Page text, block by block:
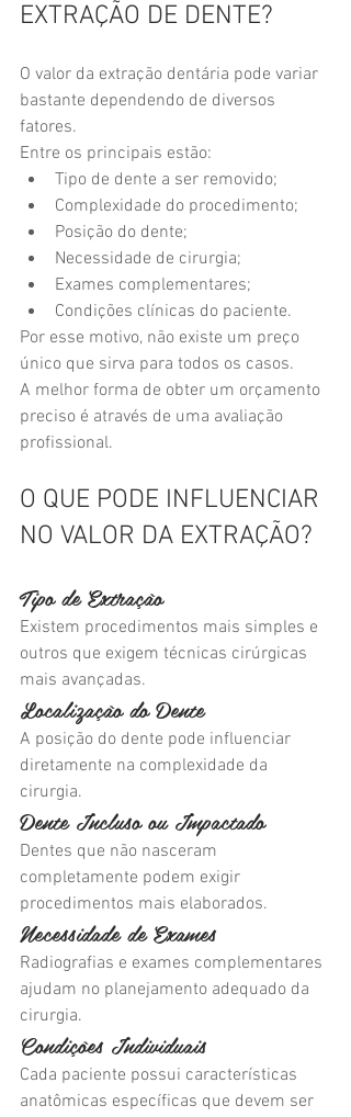
EXTRAÇÃO DE DENTE?
O valor da extração dentária pode variar
bastante dependendo de diversos
fatores.
Entre os principais estão:
Tipo de dente a ser removido;
Complexidade do procedimento;
Posição do dente;
Necessidade de cirurgia;
Exames complementares;
Condições clínicas do paciente.
Por esse motivo, não existe um preço
único que sirva para todos os casos.
A melhor forma de obter um orçamento
preciso é através de uma avaliação
profissional.
O QUE PODE INFLUENCIAR
NO VALOR DA EXTRAÇÃO?
Tipo de Extração
Existem procedimentos mais simples e
outros que exigem técnicas cirúrgicas
mais avançadas.
Localização do Dente
A posição do dente pode influenciar
diretamente na complexidade da
cirurgia.
Dente Incluso ou Impactado
Dentes que não nasceram
completamente podem exigir
procedimentos mais elaborados.
Necessidade de Exames
Radiografias e exames complementares
ajudam no planejamento adequado da
cirurgia.
Condições Individuais
Cada paciente possui características
anatômicas específicas que devem ser